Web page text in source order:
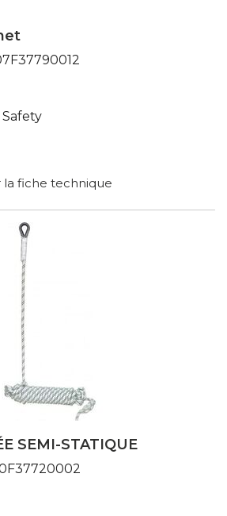
Safety
la fiche technique
SEMI-STATIQUE